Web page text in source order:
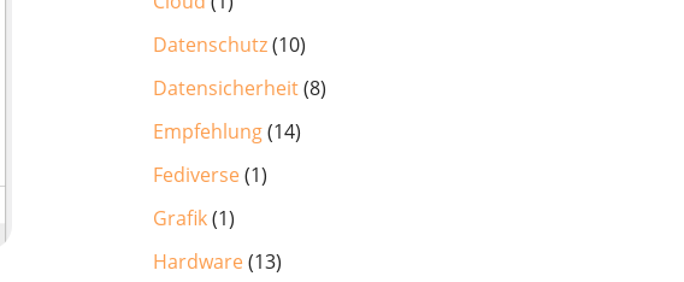
Datenschutz(10)
Datensicherheit(8)
Empfehlung(14)
Fediverse(1)
Grafik(1)
Hardware(13)